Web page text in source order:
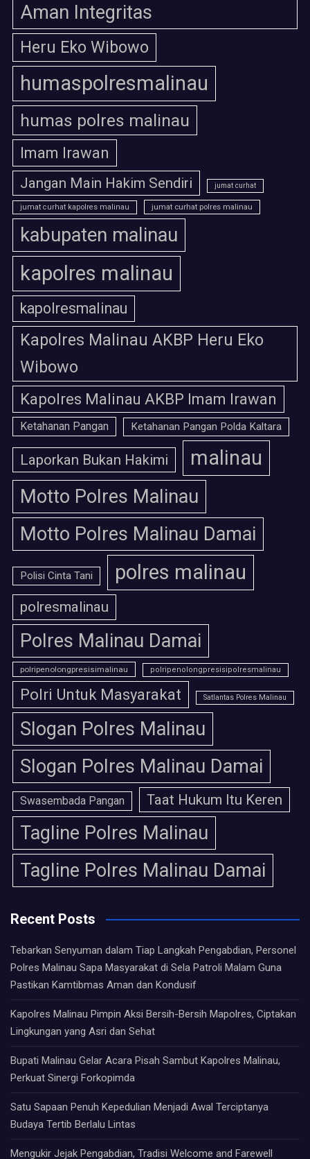
Aman Integritas
Heru Eko Wibowo
humaspolresmalinau
humas polres malinau
Imam Irawan
Jangan Main Hakim Sendiri jumat curhat
jumat curhat kapolres malinau jumat curhat polres malinau
kabupaten malinau
kapolres malinau
kapolresmalinau
Kapolres Malinau AKBP Heru Eko
Wibowo
Kapolres Malinau AKBP Imam Irawan
Ketahanan Pangan Ketahanan Pangan Polda Kaltara
Laporkan Bukan Hakimi malinau
Motto Polres Malinau
Motto Polres Malinau Damai
Polisi Cinta Tani polres malinau
polresmalinau
Polres Malinau Damai
polripenolongpresisimalinau polripenolongpresisipolresmalinau
Polri Untuk Masyarakat Satlantas Polres Malinau
Slogan Polres Malinau
Slogan Polres Malinau Damai
Swasembada Pangan Taat Hukum Itu Keren
Tagline Polres Malinau
Tagline Polres Malinau Damai
Recent Posts
Tebarkan Senyuman dalam Tiap Langkah Pengabdian, Personel
Polres Malinau Sapa Masyarakat di Sela Patroli Malam Guna
Pastikan Kamtibmas Aman dan Kondusif
Kapolres Malinau Pimpin Aksi Bersih-Bersih Mapolres, Ciptakan
Lingkungan yang Asri dan Sehat
Bupati Malinau Gelar Acara Pisah Sambut Kapolres Malinau,
Perkuat Sinergi Forkopimda
Satu Sapaan Penuh Kepedulian Menjadi Awal Terciptanya
Budaya Tertib Berlalu Lintas
Mengukir Jejak Pengabdian, Tradisi Welcome and Farewell